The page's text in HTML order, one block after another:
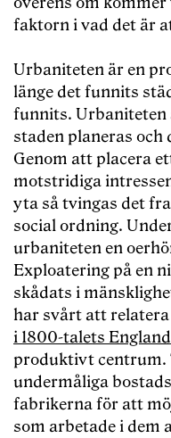
faktorn i vad det är
Urbaniteten är en
länge det funnits
funnits. Urbaniteten
staden planeras och
Genom att placera
motstridiga
yta så tvingas det
social ordning.
urbaniteten en
Exploatering på en
skådats i
har svårt att
i 1800-talets England
produktivt centrum.
undermåliga
fabrikerna för att
som arbetade i dem